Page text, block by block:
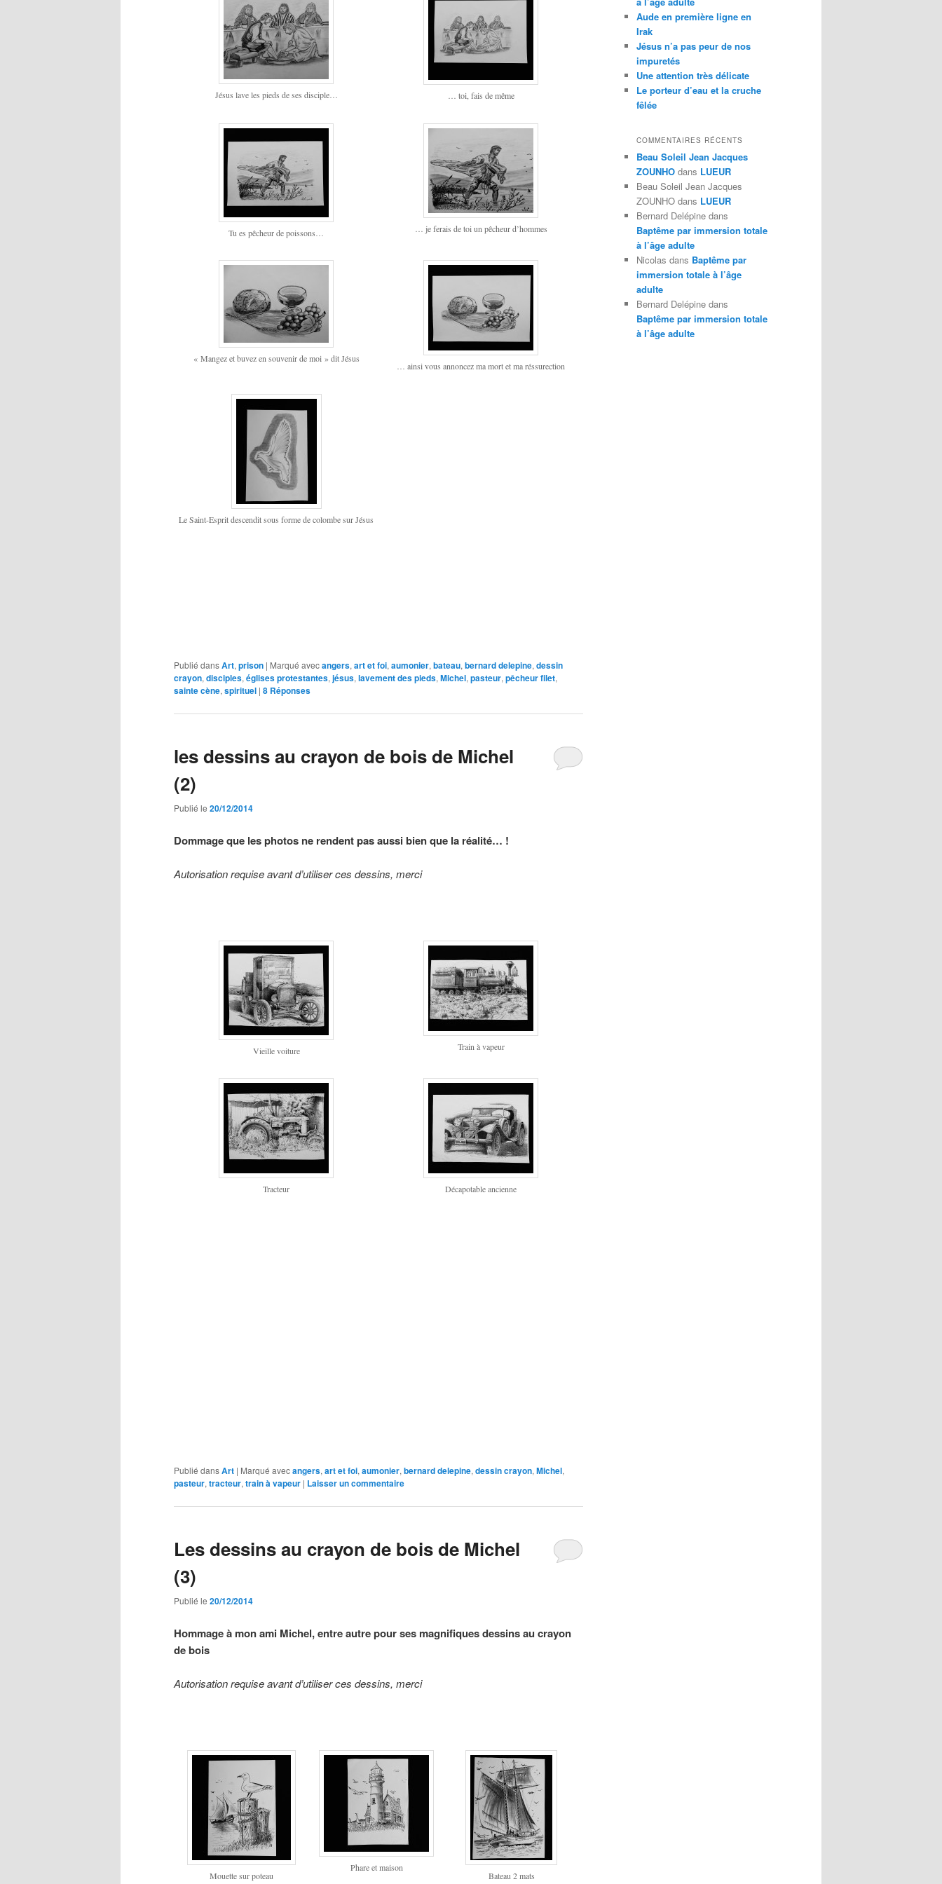
Jésus lave les pieds de ses disciple… … toi, fais de même
Tu es pêcheur de poissons… … je ferais de toi un pêcheur d’hommes
« Mangez et buvez en souvenir de moi » dit Jésus
… ainsi vous annoncez ma mort et ma réssurection
Le Saint-Esprit descendit sous forme de colombe sur Jésus
Publié dansArt, prison | Marqué avecangers, art et foi, aumonier, bateau, bernard delepine, dessin
crayon, disciples, églises protestantes, jésus, lavement des pieds, Michel, pasteur, pêcheur filet,
sainte cène, spirituel | 8 Réponses
les dessins au crayon de bois de Michel
(2)
Publié le 20/12/2014
Dommage que les photos ne rendent pas aussi bien que la réalité… !
Autorisation requise avant d’utiliser ces dessins, merci
Vieille voiture Train à vapeur
Tracteur Décapotable ancienne
Publié dansArt | Marqué avecangers, art et foi, aumonier, bernard delepine, dessin crayon, Michel,
pasteur, tracteur, train à vapeur | Laisser un commentaire
Les dessins au crayon de bois de Michel
(3)
Publié le 20/12/2014
Hommage à mon ami Michel, entre autre pour ses magnifiques dessins au crayon
de bois
Autorisation requise avant d’utiliser ces dessins, merci
Mouette sur poteau
Phare et maison
Bateau 2 mats
Aude en première ligne en
Irak
Jésus n’a pas peur de nos
impuretés
Une attention très délicate
Le porteur d’eau et la cruche
fêlée
COMMENTAIRES RÉCENTS
Beau Soleil Jean Jacques
ZOUNHO dans LUEUR
Beau Soleil Jean Jacques
ZOUNHO dans LUEUR
Bernard Delépine dans
Baptême par immersion totale
à l’âge adulte
Nicolas dans Baptême par
immersion totale à l’âge
adulte
Bernard Delépine dans
Baptême par immersion totale
à l’âge adulte